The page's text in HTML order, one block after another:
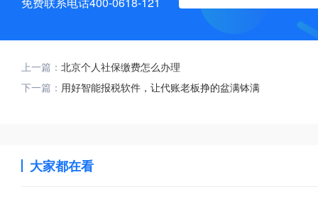
上一篇： 北京个人社保缴费怎么办理
下一篇： 用好智能报税软件，让代账老板挣的盆满钵满
大家都在看